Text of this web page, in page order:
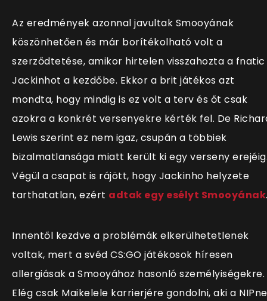
Az eredmények azonnal javultak Smooyának
köszönhetően és már borítékolható volt a
szerződtetése, amikor hirtelen visszahozta a fnatic
Jackinhot a kezdőbe. Ekkor a brit játékos azt
mondta, hogy mindig is ez volt a terv és őt csak
azokra a konkrét versenyekre kérték fel. De
Lewis szerint ez nem igaz, csupán a többiek
bizalmatlansága miatt került ki egy verseny
Végül a csapat is rájött, hogy Jackinho helyzete
tarthatatlan, ezért adtak egy esélyt Smooyának
Innentől kezdve a problémák elkerülhetetlenek
voltak, mert a svéd CS:GO játékosok híresen
allergiásak a Smooyához hasonló személyiségekre.
Elég csak Maikelele karrierjére gondolni, aki a